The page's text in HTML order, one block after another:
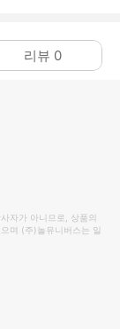
리뷰 0
자가 아니므로, 상품의
며 (주)놀유니버스는 일